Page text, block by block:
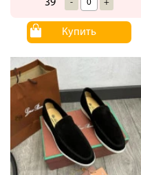
39 - +
Купить